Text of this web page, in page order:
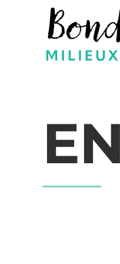
Skip to main content